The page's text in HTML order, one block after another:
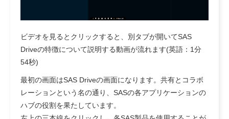
ビデオを見るとクリックすると、別タブが開いてSAS
Driveの特徴について説明する動画が流れます(英語：1分
54秒)
最初の画面はSAS Driveの画面になります。共有とコラボ
レーションという名の通り、SASの各アプリケーションの
ハブの役割を果たしています。